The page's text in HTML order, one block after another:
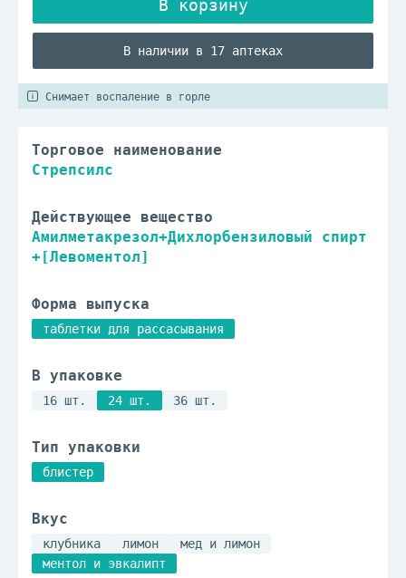
В наличии в 17 аптеках
Снимает воспаление в горле
Торговое наименование
Стрепсилс
Действующее вещество
Амилметакрезол+Дихлорбензиловый спирт
+[Левоментол]
Форма выпуска
таблетки для рассасывания
В упаковке
16 шт. 24 шт. 36 шт.
Тип упаковки
блистер
Вкус
клубника лимон
мед и лимон
ментол и эвкалипт